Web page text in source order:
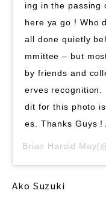
ing in the passing
here ya go ! Who
all done quietly
mmittee – but
by friends and
erves recognition.
dit for this photo
es. Thanks Guys
Brian Harold May
Ako Suzuki